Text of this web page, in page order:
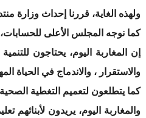
ولهذه الغاية، قررنا إحداث وزارة
كما نوجه المجلس الأعلى
إن المغاربة اليوم، يحتاجون
والاستقرار ، والاندماج في الحياة
كما يتطلعون لتعميم التغطية
والمغاربة اليوم، يريدون لأبنائهم